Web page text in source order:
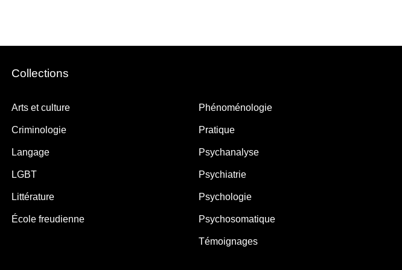
Collections
Arts et culture
Criminologie
Langage
LGBT
Littérature
École freudienne
Phénoménologie
Pratique
Psychanalyse
Psychiatrie
Psychologie
Psychosomatique
Témoignages